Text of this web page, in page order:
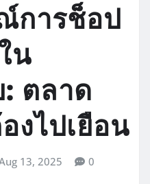
การช็อป
น
: ตลาด
งไปเยือน
13, 2025 0